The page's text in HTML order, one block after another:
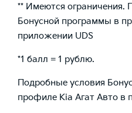
** Имеются ограничения.
Бонусной программы в
приложении UDS
*1 балл = 1 рублю.
Подробные условия
профиле Kia Агат Авто в